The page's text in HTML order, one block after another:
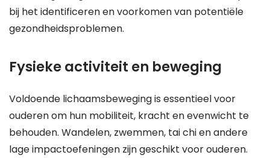
bij het identificeren en voorkomen van potentiële
gezondheidsproblemen.
Fysieke activiteit en beweging
Voldoende lichaamsbeweging is essentieel voor
ouderen om hun mobiliteit, kracht en evenwicht te
behouden. Wandelen, zwemmen, tai chi en andere
lage impactoefeningen zijn geschikt voor ouderen.